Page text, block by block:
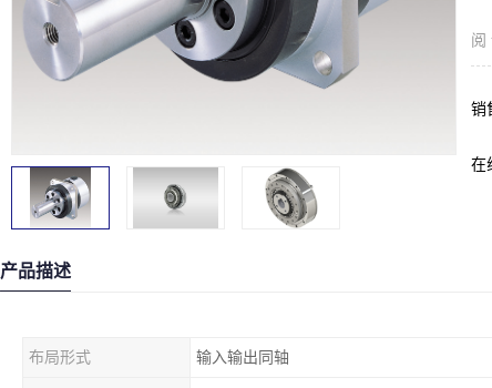
阅
销
在
产品描述
布局形式 输入输出同轴